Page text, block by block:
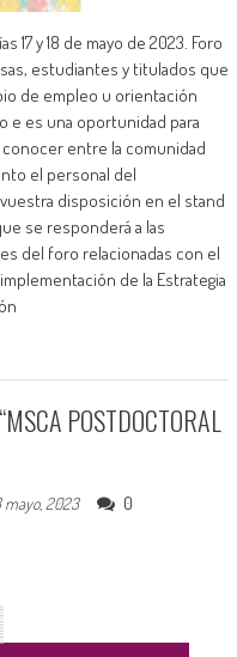
17 y 18 de mayo de 2023. Foro
estudiantes y titulados que
de empleo u orientación
e es una oportunidad para
entre la comunidad
el personal del
disposición en el stand
se responderá a las
del foro relacionadas con el
de la Estrategia
POSTDOCTORAL
mayo, 2023 0